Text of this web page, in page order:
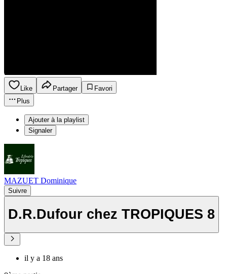
Like Partager
Favori
Plus
Ajouter à la playlist
Signaler
MAZUET Dominique
Suivre
D.R.Dufour chez TROPIQUES 8
il y a 18 ans